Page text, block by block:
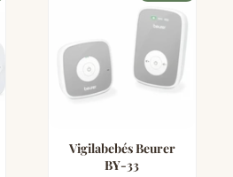
Vigilabebés Beurer
BY-33